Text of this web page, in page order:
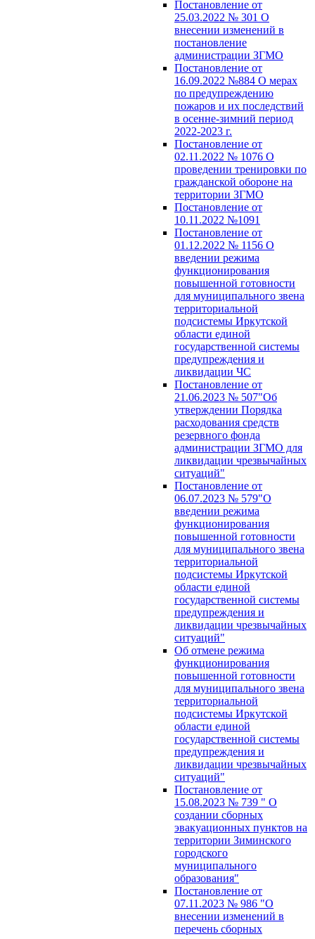
Постановление от
25.03.2022 № 301 О
внесении изменений в
постановление
администрации ЗГМО
Постановление от
16.09.2022 №884 О мерах
по предупреждению
пожаров и их последствий
в осенне-зимний период
2022-2023 г.
Постановление от
02.11.2022 № 1076 О
проведении тренировки по
гражданской обороне на
территории ЗГМО
Постановление от
10.11.2022 №1091
Постановление от
01.12.2022 № 1156 О
введении режима
функционирования
повышенной готовности
для муниципального звена
территориальной
подсистемы Иркутской
области единой
государственной системы
предупреждения и
ликвидации ЧС
Постановление от
21.06.2023 № 507"Об
утверждении Порядка
расходования средств
резервного фонда
администрации ЗГМО для
ликвидации чрезвычайных
ситуаций"
Постановление от
06.07.2023 № 579"О
введении режима
функционирования
повышенной готовности
для муниципального звена
территориальной
подсистемы Иркутской
области единой
государственной системы
предупреждения и
ликвидации чрезвычайных
ситуаций"
Об отмене режима
функционирования
повышенной готовности
для муниципального звена
территориальной
подсистемы Иркутской
области единой
государственной системы
предупреждения и
ликвидации чрезвычайных
ситуаций"
Постановление от
15.08.2023 № 739 " О
создании сборных
эвакуационных пунктов на
территории Зиминского
городского
муниципального
образования"
Постановление от
07.11.2023 № 986 "О
внесении изменений в
перечень сборных